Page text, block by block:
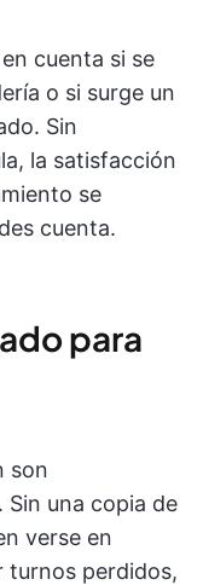
cuenta si se
o si surge un
Sin
la satisfacción
se
cuenta.
para
son
Sin una copia de
verse en
turnos perdidos,